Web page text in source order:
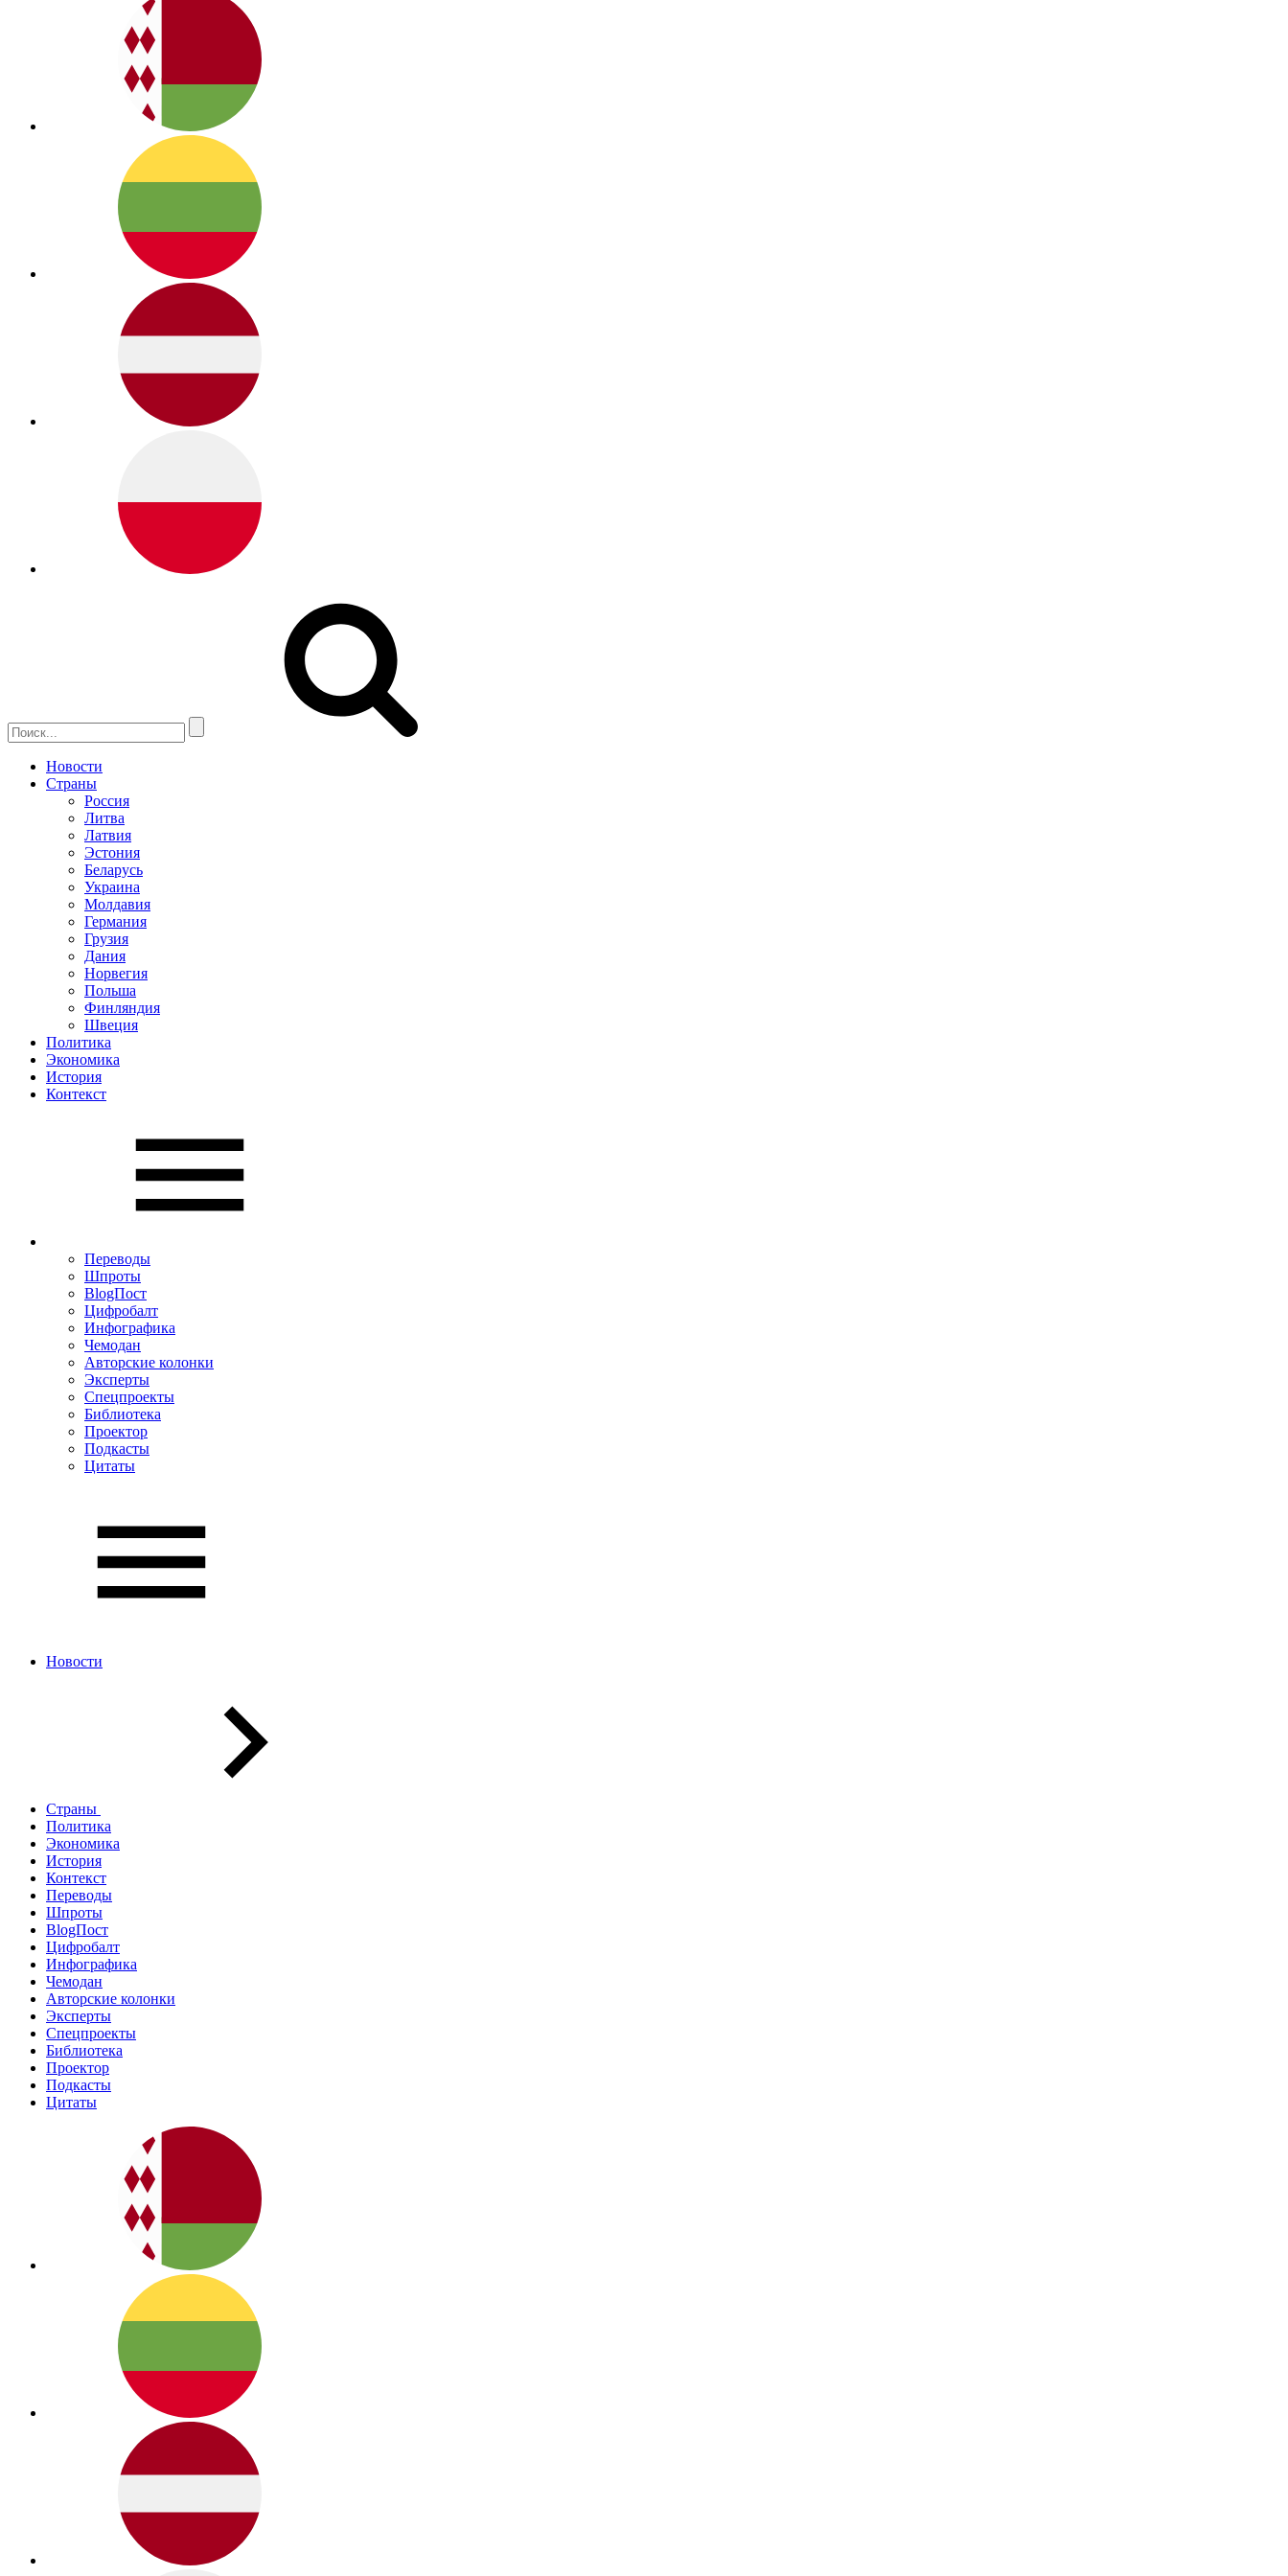
Новости
Страны
Россия
Литва
Латвия
Эстония
Беларусь
Украина
Молдавия
Германия
Грузия
Дания
Норвегия
Польша
Финляндия
Швеция
Политика
Экономика
История
Контекст
Переводы
Шпроты
BlogПост
Цифробалт
Инфографика
Чемодан
Авторские колонки
Эксперты
Спецпроекты
Библиотека
Проектор
Подкасты
Цитаты
Новости
Страны
Политика
Экономика
История
Контекст
Переводы
Шпроты
BlogПост
Цифробалт
Инфографика
Чемодан
Авторские колонки
Эксперты
Спецпроекты
Библиотека
Проектор
Подкасты
Цитаты